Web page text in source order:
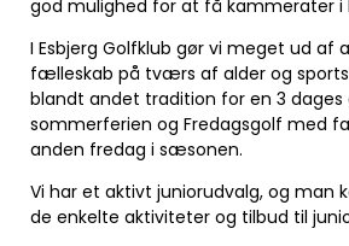
god mulighed for at få kammerater i
I Esbjerg Golfklub gør vi meget ud af
fælleskab på tværs af alder og
blandt andet tradition for en 3
sommerferien og Fredagsgolf med
anden fredag i sæsonen.
Vi har et aktivt juniorudvalg, og man
de enkelte aktiviteter og tilbud til